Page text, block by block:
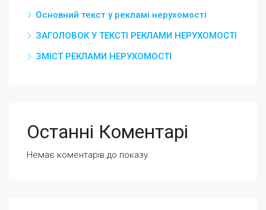
Основний текст у рекламі нерухомості
ЗАГОЛОВОК У ТЕКСТІ РЕКЛАМИ НЕРУХОМОСТІ
ЗМІСТ РЕКЛАМИ НЕРУХОМОСТІ
Останні Коментарі
Немає коментарів до показу.